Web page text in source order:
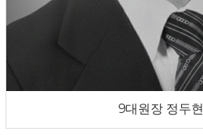
9대원장 정두현